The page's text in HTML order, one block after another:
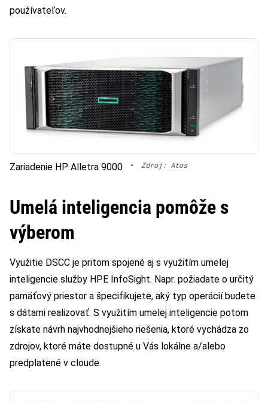
používateľov.
Zariadenie HP Alletra 9000 • Zdroj: Atos
Umelá inteligencia pomôže s
výberom
Využitie DSCC je pritom spojené aj s využitím umelej
inteligencie služby HPE InfoSight. Napr. požiadate o určitý
pamäťový priestor a špecifikujete, aký typ operácií budete
s dátami realizovať. S využitím umelej inteligencie potom
získate návrh najvhodnejšieho riešenia, ktoré vychádza zo
zdrojov, ktoré máte dostupné u Vás lokálne a/alebo
predplatené v cloude.